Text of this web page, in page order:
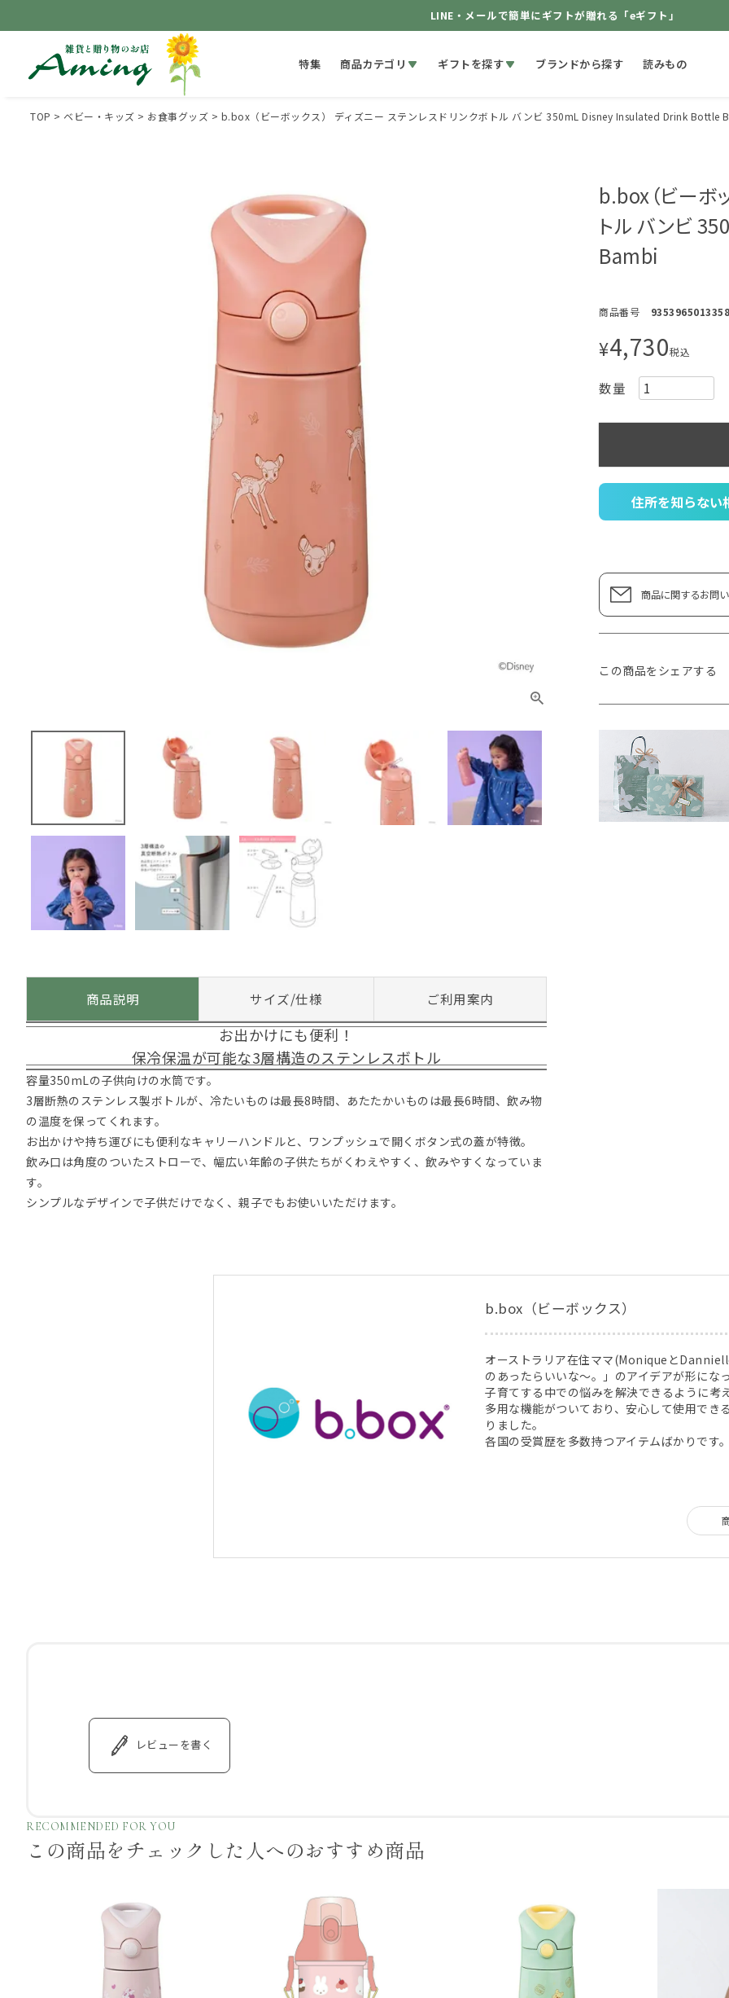
LINE・メールで簡単にギフトが贈れる「eギフト」
特集 商品カテゴリ ギフトを探す ブランドから探す 読みもの
TOP ベビー・キッズ お食事グッズ b.box（ビーボックス） ディズニー ステンレスドリンクボトル バンビ 350mL Disney Insulated Drink Bottle
商品説明 サイズ/仕様 ご利用案内
お出かけにも便利！
保冷保温が可能な3層構造のステンレスボトル
容量350mLの子供向けの水筒です。
3層断熱のステンレス製ボトルが、冷たいものは最長8時間、あたたかいものは最長6時間、飲み物
の温度を保ってくれます。
お出かけや持ち運びにも便利なキャリーハンドルと、ワンプッシュで開くボタン式の蓋が特徴。
飲み口は角度のついたストローで、幅広い年齢の子供たちがくわえやすく、飲みやすくなっていま
す。
シンプルなデザインで子供だけでなく、親子でもお使いいただけます。
b.box（ビーボ
トル バンビ
Bambi
商品番号 9353965013358
¥4,730税込
住所を知らない
商品に関するお問
この商品をシェアする
b.box（ビーボックス）
オーストラリア在住ママ(Moniqueと
のあったらいいな～。」のアイデアが形にな
子育てする中での悩みを解決できるように考
多用な機能がついており、安心して使用でき
りました。
各国の受賞歴を多数持つアイテムばかりです。
レビューを書く
RECOMMENDED FOR YOU
この商品をチェックした 人へのおすすめ商品